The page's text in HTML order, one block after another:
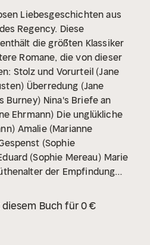
Liebesgeschichten aus
Regency. Diese
die größten Klassiker
Romane, die von dieser
Stolz und Vorurteil (Jane
Überredung (Jane
Burney) Nina's Briefe an
Ehrmann) Die unglükliche
Amalie (Marianne
(Sophie
(Sophie Mereau) Marie
der Empfindung
(Caroline von
Buch für 0 €